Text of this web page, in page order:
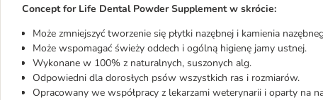
Concept for Life Dental Powder Supplement w skrócie:
Może zmniejszyć tworzenie się płytki nazębnej i kamienia
Może wspomagać świeży oddech i ogólną higienę jamy ustnej.
Wykonane w 100% z naturalnych, suszonych alg.
Odpowiedni dla dorosłych psów wszystkich ras i rozmiarów.
Opracowany we współpracy z lekarzami weterynarii i oparty na